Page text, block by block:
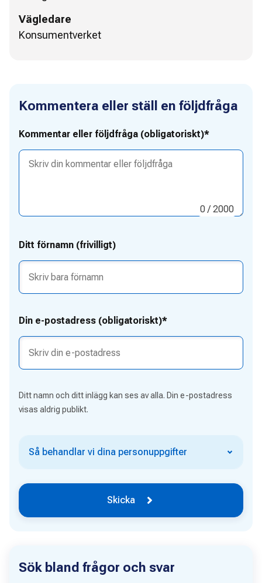
Vägledare
Konsumentverket
Kommentera eller ställ en följdfråga
Kommentar eller följdfråga (obligatoriskt)*
0/ 2000
Ditt förnamn (frivilligt)
Din e-postadress (obligatoriskt)*
Ditt namn och ditt inlägg kan ses av alla. Din e-postadress
visas aldrig publikt.
Så behandlar vi dina personuppgifter
Skicka
Sök bland frågor och svar